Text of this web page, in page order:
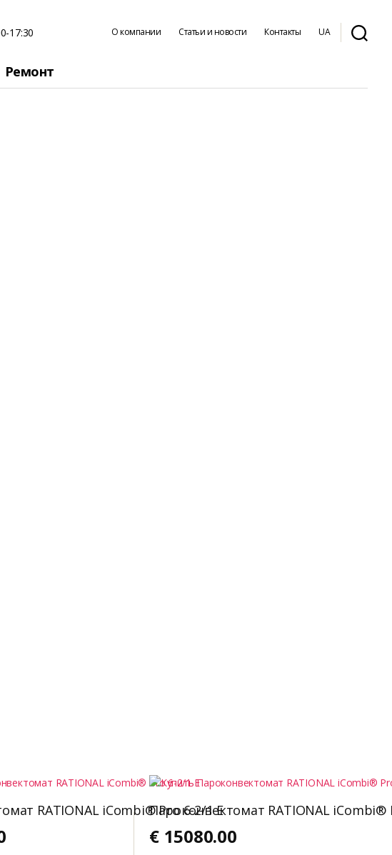
17:30 О компании Статьи и новости Контакты UA
Ремонт
RATIONAL iCombi® Pro 6-2/1 EПароконвектомат RATIONAL iCombi®
€ 15080.00